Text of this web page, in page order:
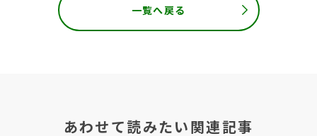
一覧へ戻る
あわせて読みたい関連記事